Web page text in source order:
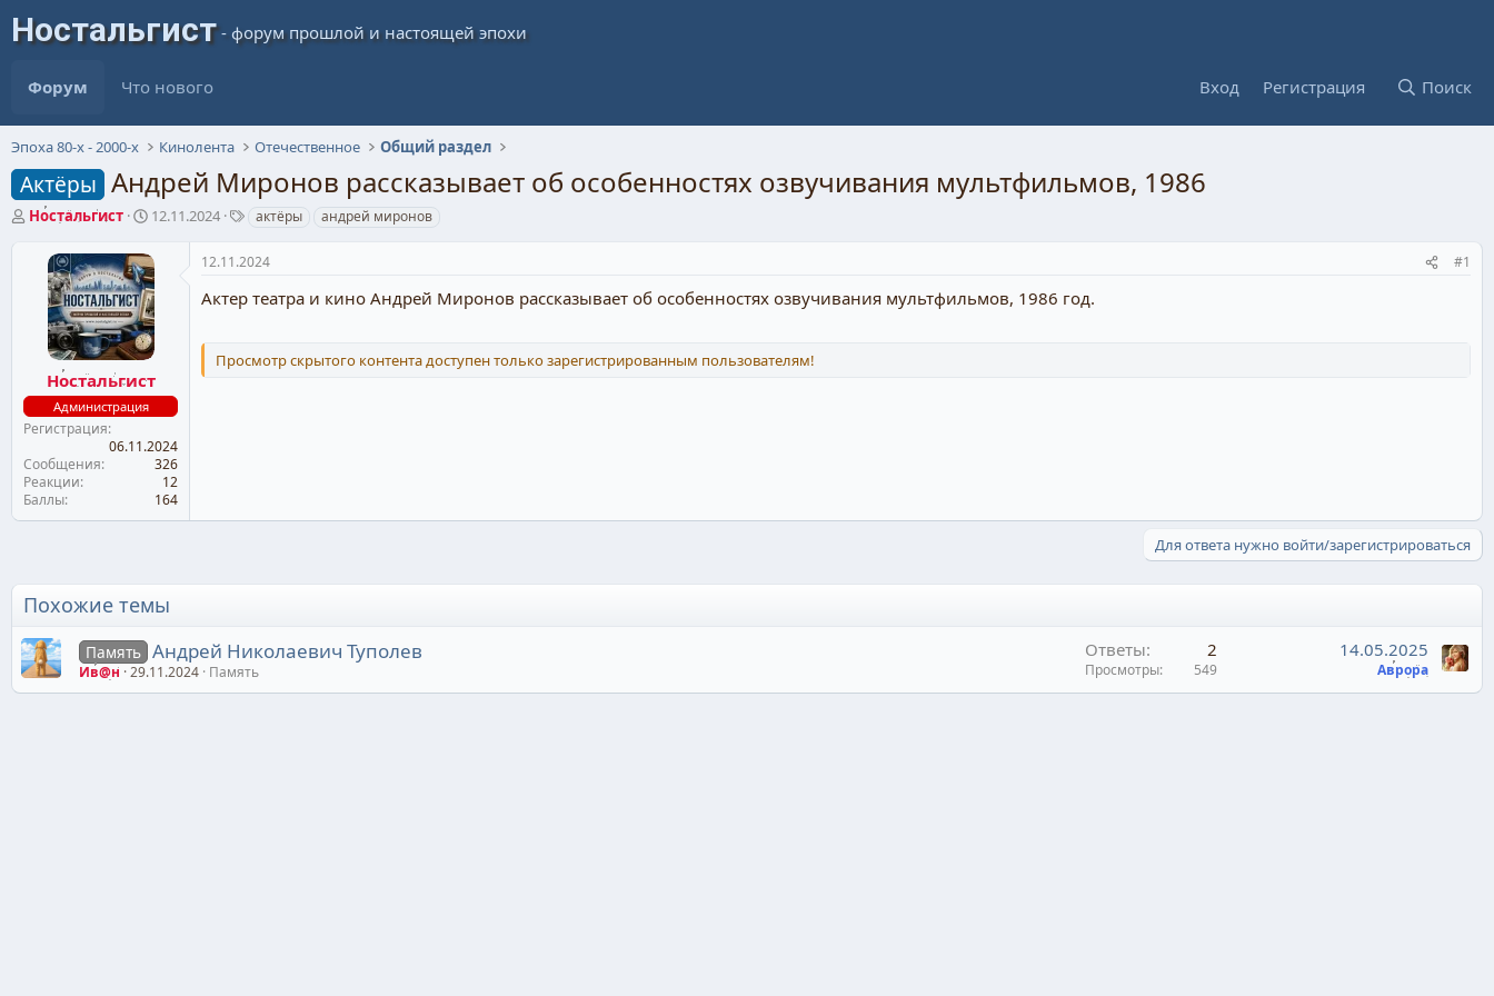
Форум Что нового Вход Регистрация Поиск
Эпоха 80-х - 2000-х Кинолента Отечественное Общий раздел
Актёры Андрей Миронов рассказывает об особенностях озвучивания мультфильмов, 1986
А
Ностальгист
Д
т
а
н
а
ч
а
л
а
12.11.2024
г
актёры андрей миронов
Ностальгист
Администрация
Регистрация
06.11.2024
Сообщения
326
Реакции
12
Баллы
164
12.11.2024 #1
Актер театра и кино Андрей Миронов рассказывает об особенностях озвучивания мультфильмов, 1986 год.
Просмотр скрытого контента доступен только зарегистрированным пользователям!
Для ответа нужно войти/зарегистрироваться
Похожие темы
Память Андрей Николаевич Туполев
Ив@н 29.11.2024 Память
Ответы 2
Просмотры 549
14.05.2025
Аврора